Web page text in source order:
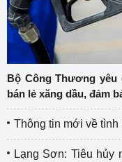
Bộ Công Thương
bán lẻ xăng dầu, đảm
Thông tin mới về
Lạng Sơn: Tiêu hủy